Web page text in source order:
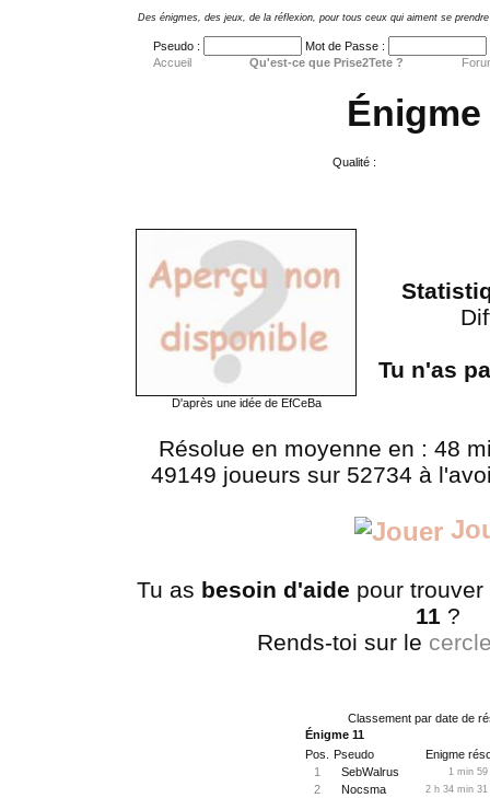
Des énigmes, des jeux, de la réflexion, pour tous ceux qui aiment se
Pseudo :
Mot de Passe :
Accueil
Qu'est-ce que Prise2Tete ?
Énigme
Qualité :
D'après une idée de EfCeBa
Tu n'as
Résolue en moyenne en : 48
49149 joueurs sur 52734 à
Tu as besoin d'aide pour
11 ?
Rends-toi sur le
Classement par date de
Énigme 11
Pos.
Pseudo
Enigme
1
SebWalrus 1 min
2 Nocsma 2 h 34 min